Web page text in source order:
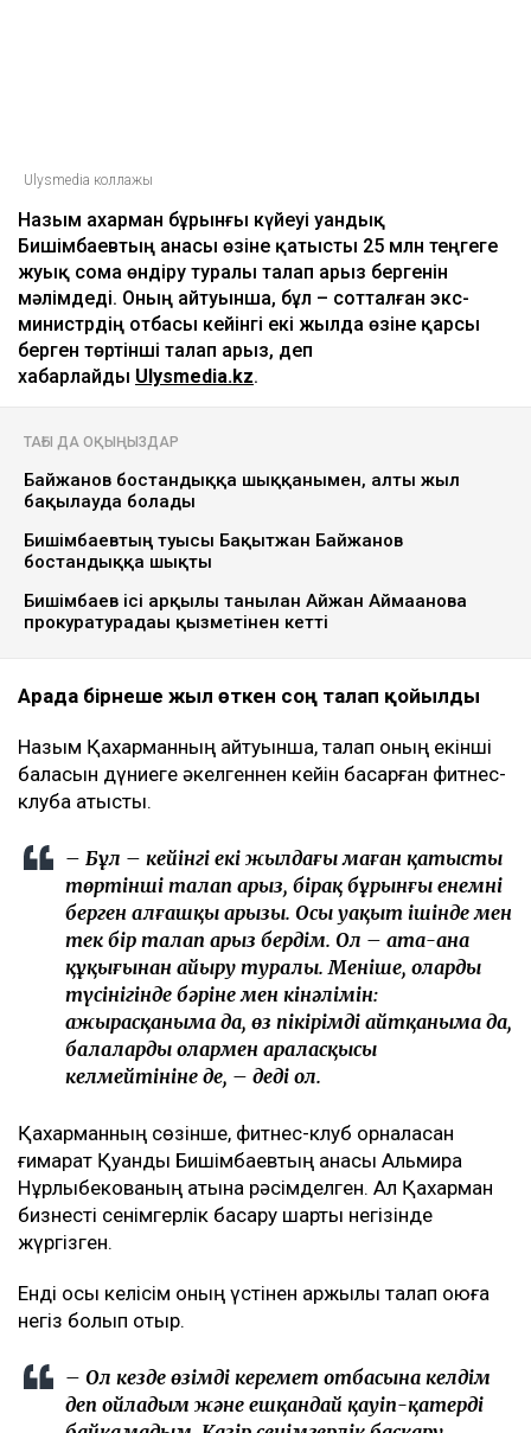
Ulysmedia коллажы
Назым Қахарман бұрынғы күйеуі Қуандық
Бишімбаевтың анасы өзіне қатысты 25 млн теңгеге
жуық сома өндіру туралы талап арыз бергенін
мәлімдеді. Оның айтуынша, бұл – сотталған экс-
министрдің отбасы кейінгі екі жылда өзіне қарсы
берген төртінші талап арыз, деп
хабарлайды Ulysmedia.kz.
ТАҒЫ ДА ОҚЫҢЫЗДАР
Байжанов бостандыққа шыққанымен, алты жыл
бақылауда болады
Бишімбаевтың туысы Бақытжан Байжанов
бостандыққа шықты
Бишімбаев ісі арқылы танылған Айжан Аймағанова
прокуратурадағы қызметінен кетті
Арада бірнеше жыл өткен соң талап қойылды
Назым Қахарманның айтуынша, талап оның екінші
баласын дүниеге әкелгеннен кейін басқарған фитнес-
клубқа қатысты.
– Бұл – кейінгі екі жылдағы маған қатысты
төртінші талап арыз, бірақ бұрынғы енемнің
берген алғашқы арызы. Осы уақыт ішінде мен
тек бір талап арыз бердім. Ол – ата-ана
құқығынан айыру туралы. Меніңше, олардың
түсінігінде бәріне мен кінәлімін:
ажырасқаныма да, өз пікірімді айтқаныма да,
балалардың олармен араласқысы
келмейтініне де, – деді ол.
Қахарманның сөзінше, фитнес-клуб орналасқан
ғимарат Қуандық Бишімбаевтың анасы Альмира
Нұрлыбекованың атына рәсімделген. Ал Қахарман
бизнесті сенімгерлік басқару шарты негізінде
жүргізген.
Енді осы келісім оның үстінен қаржылық талап қоюға
негіз болып отыр.
– Ол кезде өзімді керемет отбасына келдім
деп ойладым және ешқандай қауіп-қатерді